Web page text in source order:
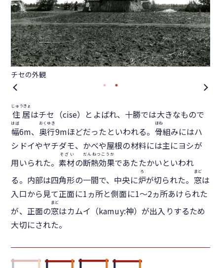
チセの外観
住居
じゅうきょ
はチセ（cise）とよばれ、十勝では大きなもので
幅
はば
6m、 奥行
おくゆき
9mほどだったといわれる。 骨
ほね
組みにはハ
シドイやヤチダモ、かべや屋根の材料には主にヨシが
用いられた。素材
そざい
の断熱効果
だんねつこうか
であたたかいといわれ
る。内部は四角形の一間で、中央に炉
ろ
が切られた。 窓
まど
は
入口から見て正面に1ヵ所と側面に1〜2ヵ所あけられた
が、正面の窓
まど
はカムイ（kamuy:神）が出入りするため
大切にされた。